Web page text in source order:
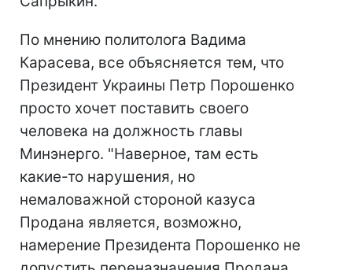
По мнению политолога Вадима
Карасева, все объясняется тем, что
Президент Украины Петр Порошенко
просто хочет поставить своего
человека на должность главы
Минэнерго. "Наверное, там есть
какие-то нарушения, но
немаловажной стороной казуса
Продана является, возможно,
намерение Президента Порошенко не